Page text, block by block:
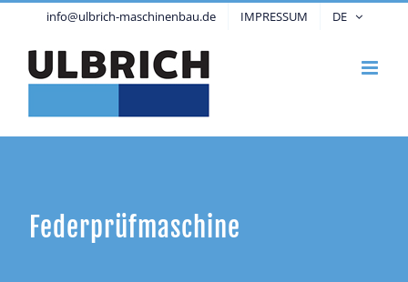
info@ulbrich-maschinenbau.de IMPRESSUM DE
Federprüfmaschine